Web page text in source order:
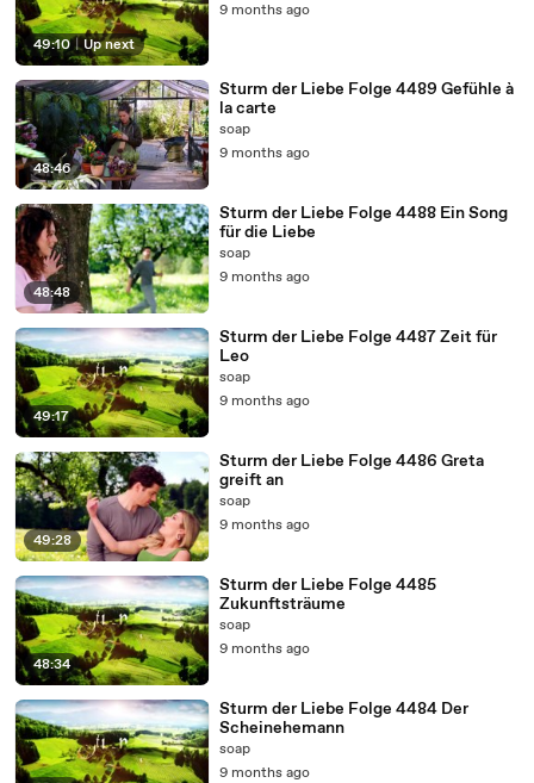
01:08
Ja.
01:11
Ja.
01:13
Ja.
01:14
Ja.
01:21
Ja.
01:23
Ja.
01:24
Ja.
01:26
Ja.
01:30
Ja.
01:33
Ja.
01:35
Ja.
01:35
Ja.
01:35
Ja.
01:36
Ja.
01:36
Ja.
01:37
Ja.
01:38
Ja.
01:39
Ja, ja.
01:40
Ja.
01:45
Ja.
01:53
Ja.
49:10 | Up next
9 months ago
48:46
Sturm der Liebe Folge 4489 Gefühle à
la carte
soap
9 months ago
48:48
Sturm der Liebe Folge 4488 Ein Song
für die Liebe
soap
9 months ago
49:17
Sturm der Liebe Folge 4487 Zeit für
Leo
soap
9 months ago
49:28
Sturm der Liebe Folge 4486 Greta
greift an
soap
9 months ago
48:34
Sturm der Liebe Folge 4485
Zukunftsträume
soap
9 months ago
Sturm der Liebe Folge 4484 Der
Scheinehemann
soap
9 months ago